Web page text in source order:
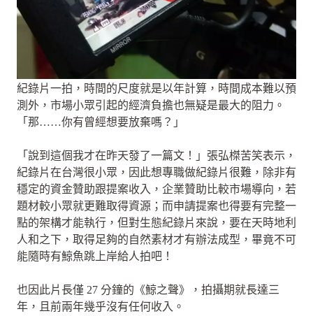
紀錄片一拍，時間的尺度就是以年計算，時間成本難以預
測外，市場小眾引起的經濟負擔也無疑是最大的阻力。
「那……你有曾經想要放棄嗎？」
「說到這個我才在昨天發了一篇文！」張弘榤苦笑表示，
紀錄片在台灣很小眾，因此想專職做紀錄片很難，除非有
穩定的資金贊助跟提案收入，企業贊助比較市場導向，若
題材較小眾就更難取得資源；而申請提案也得要有完整一
點的架構才能執行，但對生態紀錄片來說，要在天時地利
人和之下，取得足夠的自然素材才有辦法成型，畢竟不可
能隨時有鯨魚跳上岸給人拍吧！
也因此片長僅 27 分鐘的《鯨之聲》，拍攝期就長達三
年，且前兩年幾乎沒有任何收入。